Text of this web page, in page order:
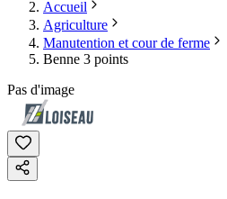
Accueil
Agriculture
Manutention et cour de ferme
Benne 3 points
Pas d'image